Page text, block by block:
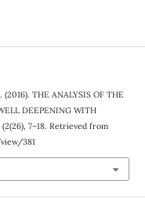
THE ANALYSIS OF THE
DEEPENING WITH
(2(26), 7–18. Retrieved from
381